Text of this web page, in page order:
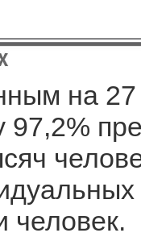
на 27
97,2%
человек.